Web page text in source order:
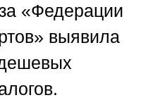
«Федерации
выявила